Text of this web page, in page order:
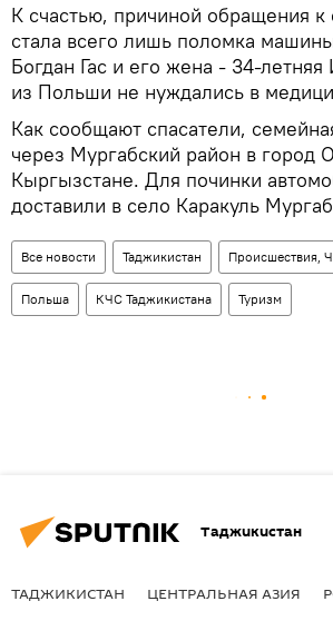
К счастью, причиной обращения к
стала всего лишь поломка
Богдан Гас и его жена - 34-летняя
из Польши не нуждались в
Как сообщают спасатели,
через Мургабский район в город
Кыргызстане. Для починки
доставили в село Каракуль
Все новости Таджикистан Происшествия,
Польша КЧС Таджикистана Туризм
Таджикистан
ТАДЖИКИСТАН ЦЕНТРАЛЬНАЯ АЗИЯ